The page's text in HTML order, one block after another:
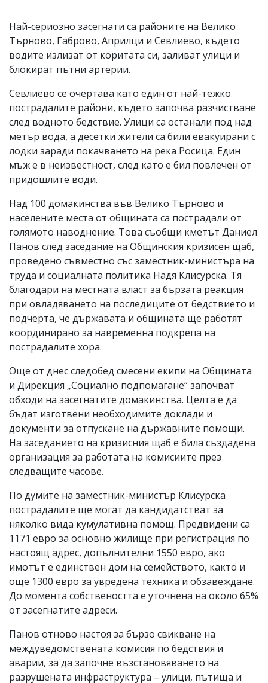
Най-сериозно засегнати са районите на Велико
Търново, Габрово, Априлци и Севлиево, където
водите излизат от коритата си, заливат улици и
блокират пътни артерии.
Севлиево се очертава като един от най-тежко
пострадалите райони, където започва разчистване
след водното бедствие. Улици са останали под над
метър вода, а десетки жители са били евакуирани с
лодки заради покачването на река Росица. Един
мъж е в неизвестност, след като е бил повлечен от
придошлите води.
Над 100 домакинства във Велико Търново и
населените места от общината са пострадали от
голямото наводнение. Това съобщи кметът Даниел
Панов след заседание на Общинския кризисен щаб,
проведено съвместно със заместник-министъра на
труда и социалната политика Надя Клисурска. Тя
благодари на местната власт за бързата реакция
при овладяването на последиците от бедствието и
подчерта, че държавата и общината ще работят
координирано за навременна подкрепа на
пострадалите хора.
Още от днес следобед смесени екипи на Общината
и Дирекция „Социално подпомагане“ започват
обходи на засегнатите домакинства. Целта е да
бъдат изготвени необходимите доклади и
документи за отпускане на държавните помощи.
На заседанието на кризисния щаб е била създадена
организация за работата на комисиите през
следващите часове.
По думите на заместник-министър Клисурска
пострадалите ще могат да кандидатстват за
няколко вида кумулативна помощ. Предвидени са
1171 евро за основно жилище при регистрация по
настоящ адрес, допълнителни 1550 евро, ако
имотът е единствен дом на семейството, както и
още 1300 евро за увредена техника и обзавеждане.
До момента собствеността е уточнена на около 65%
от засегнатите адреси.
Панов отново настоя за бързо свикване на
междуведомствената комисия по бедствия и
аварии, за да започне възстановяването на
разрушената инфраструктура – улици, пътища и